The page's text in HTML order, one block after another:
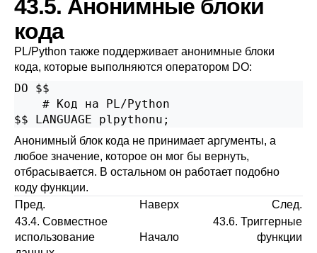
43.5. Анонимные блоки
кода
PL/Python также поддерживает анонимные блоки
кода, которые выполняются оператором DO:
DO $$
    # Код на PL/Python
$$ LANGUAGE plpythonu;
Анонимный блок кода не принимает аргументы, а
любое значение, которое он мог бы вернуть,
отбрасывается. В остальном он работает подобно
коду функции.
Пред.
Наверх
След.
43.4. Совместное
использование
Начало
43.6. Триггерные
функции